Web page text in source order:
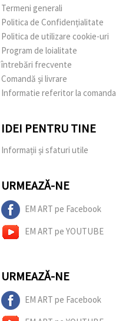
Termeni generali
Politica de Confidențialitate
Politica de utilizare cookie-uri
Program de loialitate
întrebări frecvente
Comandă și livrare
Informatie referitor la comanda
IDEI PENTRU TINE
Informații și sfaturi utile
URMEAZĂ-NE
EM ART pe Facebook
EM ART pe YOUTUBE
URMEAZĂ-NE
EM ART pe Facebook